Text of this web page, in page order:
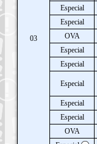
03
Especial
Especial
OVA
Especial
Especial
Especial
Especial
Especial
OVA